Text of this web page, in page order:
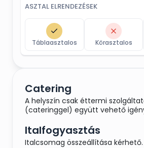
ASZTAL ELRENDEZÉSEK
Táblaasztalos Körasztalos
Catering
A helyszín csak éttermi
(cateringgel) együtt vehető
Italfogyasztás
Italcsomag összeállítása kérhető.